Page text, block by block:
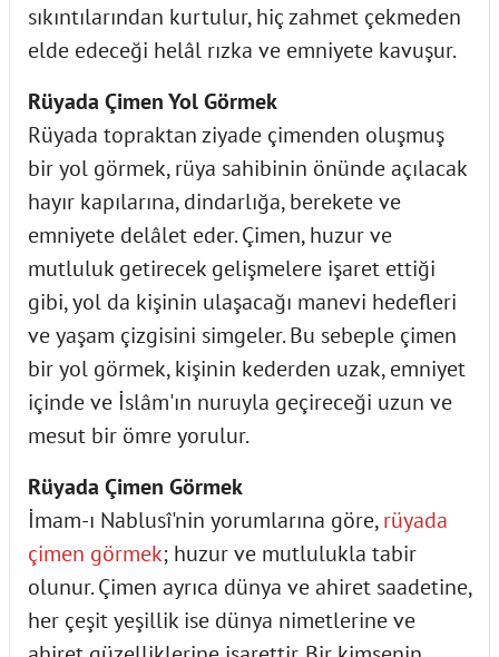
sıkıntılarından kurtulur, hiç zahmet çekmeden
elde edeceği helâl rızka ve emniyete kavuşur.
Rüyada Çimen Yol Görmek
Rüyada topraktan ziyade çimenden oluşmuş
bir yol görmek, rüya sahibinin önünde açılacak
hayır kapılarına, dindarlığa, berekete ve
emniyete delâlet eder. Çimen, huzur ve
mutluluk getirecek gelişmelere işaret ettiği
gibi, yol da kişinin ulaşacağı manevi hedefleri
ve yaşam çizgisini simgeler. Bu sebeple çimen
bir yol görmek, kişinin kederden uzak, emniyet
içinde ve İslâm'ın nuruyla geçireceği uzun ve
mesut bir ömre yorulur.
Rüyada Çimen Görmek
İmam-ı Nablusî'nin yorumlarına göre,rüyada
çimen görmek; huzur ve mutlulukla tabir
olunur. Çimen ayrıca dünya ve ahiret saadetine,
her çeşit yeşillik ise dünya nimetlerine ve